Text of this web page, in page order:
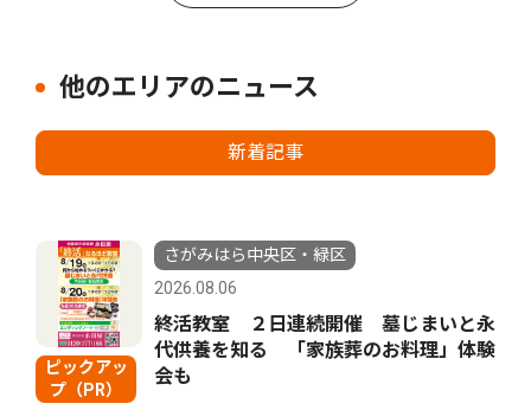
他のエリアのニュース
新着記事
ピックアッ
プ（PR）
さがみはら中央区・緑区
2026.08.06
終活教室 ２日連続開催 墓じまいと永
代供養を知る 「家族葬のお料理」体験
会も